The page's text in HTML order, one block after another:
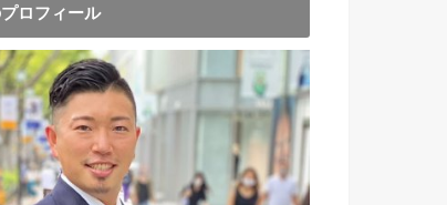
ロフィール